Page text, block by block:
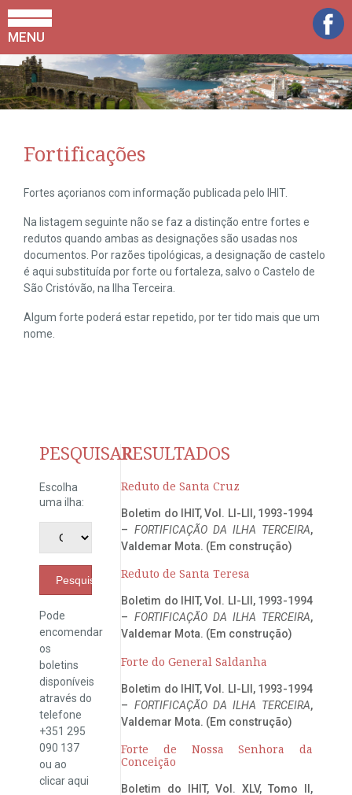
MENU
Fortificações
Fortes açorianos com informação publicada pelo IHIT.
Na listagem seguinte não se faz a distinção entre fortes e
redutos quando ambas as designações são usadas nos
documentos. Por razões tipológicas, a designação de castelo
é aqui substituída por forte ou fortaleza, salvo o Castelo de
São Cristóvão, na Ilha Terceira.
Algum forte poderá estar repetido, por ter tido mais que um
nome.
PESQUISAR
Escolha
uma ilha:
Pesquisar
Pode
encomendar
os
boletins
disponíveis
através do
telefone
+351 295
090 137
ou ao
clicaraqui
RESULTADOS
Reduto de Santa Cruz
Boletim do IHIT, Vol. LI-LII, 1993-1994
– FORTIFICAÇÃO DA ILHA TERCEIRA,
Valdemar Mota. (Em construção)
Reduto de Santa Teresa
Boletim do IHIT, Vol. LI-LII, 1993-1994
– FORTIFICAÇÃO DA ILHA TERCEIRA,
Valdemar Mota. (Em construção)
Forte do General Saldanha
Boletim do IHIT, Vol. LI-LII, 1993-1994
– FORTIFICAÇÃO DA ILHA TERCEIRA,
Valdemar Mota. (Em construção)
Forte de Nossa Senhora da
Conceição
Boletim do IHIT, Vol. XLV, Tomo II,